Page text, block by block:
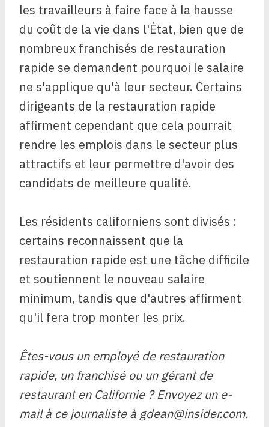
les travailleurs à faire face à la hausse
du coût de la vie dans l'État, bien que de
nombreux franchisés de restauration
rapide se demandent pourquoi le salaire
ne s'applique qu'à leur secteur. Certains
dirigeants de la restauration rapide
affirment cependant que cela pourrait
rendre les emplois dans le secteur plus
attractifs et leur permettre d'avoir des
candidats de meilleure qualité.
Les résidents californiens sont divisés :
certains reconnaissent que la
restauration rapide est une tâche difficile
et soutiennent le nouveau salaire
minimum, tandis que d'autres affirment
qu'il fera trop monter les prix.
Êtes-vous un employé de restauration
rapide, un franchisé ou un gérant de
restaurant en Californie ? Envoyez un e-
mail à ce journaliste à gdean@insider.com.